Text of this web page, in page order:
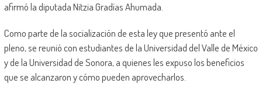
afirmó la diputada Nitzia Gradías Ahumada.
Como parte de la socialización de esta ley que presentó ante el
pleno, se reunió con estudiantes de la Universidad del Valle de México
y de la Universidad de Sonora, a quienes les expuso los beneficios
que se alcanzaron y cómo pueden aprovecharlos.